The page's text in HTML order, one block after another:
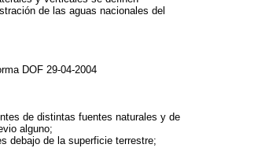
de las aguas nacionales del
DOF 29-04-2004
de distintas fuentes naturales y de
alguno;
debajo de la superficie terrestre;